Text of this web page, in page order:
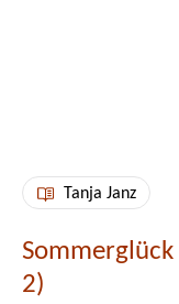
Tanja Janz
2)